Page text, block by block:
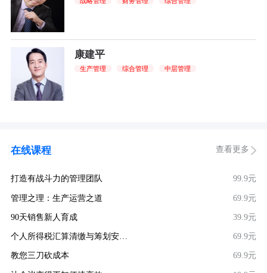
康建平
生产管理 综合管理 中层管理
在线课程 查看更多
打造有战斗力的管理团队 99.9元
管理之理：生产运营之道 69.9元
90天销售新人育成 39.9元
个人所得税汇算清缴与筹划安… 69.9元
教您三刀砍成本 69.9元